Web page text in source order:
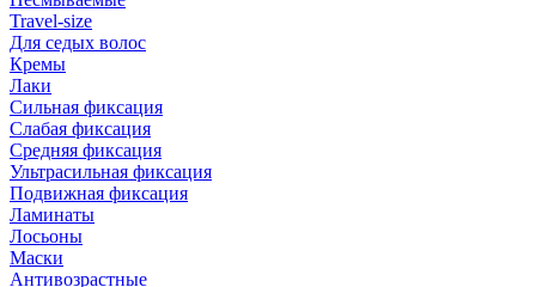
Travel-size
Для седых волос
Кремы
Лаки
Сильная фиксация
Слабая фиксация
Средняя фиксация
Ультрасильная фиксация
Подвижная фиксация
Ламинаты
Лосьоны
Маски
Антивозрастные